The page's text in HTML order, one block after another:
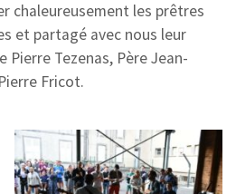
chaleureusement les prêtres
et partagé avec nous leur
Pierre Tezenas, Père Jean-
Fricot.